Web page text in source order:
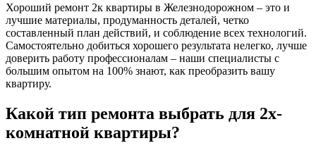
Хороший ремонт 2к квартиры в Железнодорожном – это и
лучшие материалы, продуманность деталей, четко
составленный план действий, и соблюдение всех технологий.
Самостоятельно добиться хорошего результата нелегко, лучше
доверить работу профессионалам – наши специалисты с
большим опытом на 100% знают, как преобразить вашу
квартиру.
Какой тип ремонта выбрать для 2х-
комнатной квартиры?